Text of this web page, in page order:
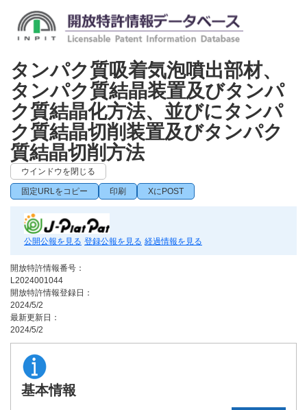
タンパク質吸着気泡噴出部材、
タンパク質結晶装置及びタンパ
ク質結晶化方法、並びにタンパ
ク質結晶切削装置及びタンパク
質結晶切削方法
ウインドウを閉じる
固定URLをコピー 印刷 XにPOST
公開公報を見る 登録公報を見る 経過情報を見る
開放特許情報番号：
L2024001044
開放特許情報登録日：
2024/5/2
最新更新日：
2024/5/2
基本情報